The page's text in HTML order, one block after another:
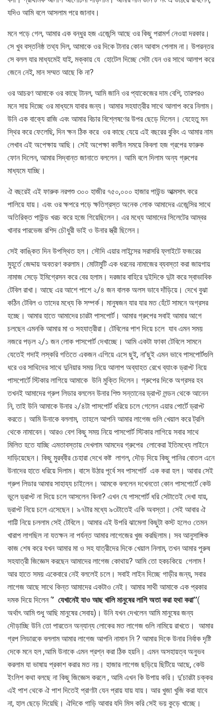
যদিও আমি বলে আসলাম পরে জানাব।
মনে পড়ে গেল, আমার এক বন্ধুর হজ এজেন্সি আছে ওর কিছু পরামর্শ নেওয়া দরকার।
সে খুব বস্তনিষ্ঠ তথ্য দিল, আমাকে ওর দিকে টানার কোন আবাস পেলাম না। উপরন্তর
সে বলল যার মাধ্যমেই যাই, মক্কায় যে হোটেল দিচ্ছে সেটা যেন ওর সাথে আলাপ করে
জেনে নেই, মান সম্মত আছে কি না?
ওর আচরণ আমাকে ওর কাছে টানল, আমি জানি ওর প্যাকেজের দাম বেশি, তারপরও
মনে সায় দিচ্ছে ওর মাধ্যমে যাবার জন্য। আমার সহযাত্রীর সাথে আলাপ করে নিলাম।
উনি এক বাক্যে রাজি এবং আমার বিচার বিশ্লেষণের উপর ছেড়ে দিলেন। যেহেতু মন
স্থির করে ফেলেছি, দিন ক্ষন ঠিক করে ওর কাছে যেয়ে এই বছরের বুকিং এ আমার নাম
লেখাব এই অপেক্ষায় আছি। সেই অপেক্ষা কালীন সময়ে কিবলা হজ গ্রপের ফারুক
ফোন দিলেন, আমার সিদ্বান্ত জানাতে বললেন। আমি বলে দিলাম অন্য গ্রুপের
মাধ্যমে যাচ্ছি।
ঐ বছরেই এই ফারুক নরপশু ৩০০ হাজীর ৭৫০,০০০ হাজার পাউন্ড আত্মসাৎ করে
পালিয়ে যায়। এবং ওর ক্ষপরে পড়ে ক্ষতিগ্রস্ত অনেক লোক আমাদের এজেন্সির সাথে
অতিরিক্ত পাউন্ড খরচ করে হজে গিয়েছিলেন। এর মধ্যে আমাদের সিলেটের আম্বর
খানার পারভেজ রশিদ চৌধুরী ভাই ও উনার স্ত্রী ছিলেন।
সেই কাঙ্কিত দিন উপস্থিত হল। সৌদি এয়ার লাইন্সের সরাসরি ফ্লাইটে ফজরের
মুহূর্তে জেদ্দায় অবতরণ করলাম। মোটামুটি এক ধরনের নামাজের ব্যবস্তা করা জায়গায়
নামাজ সেড়ে ইমিগ্রেসন করে বের হলাম। দরজার বাহিরে দুইদিকে দুটা করে স্বাভাবিক
টেবিল রাখা। আছে এর আশে পাশে ২/৪ জন বালক অলস ভাবে দাঁড়িয়ে। দেখে বুঝা
কঠিন টেবিল ও তাদের মধ্যে কি সম্পর্ক। মানুষজন যার যার মত হেঁটে সামনে অগ্রসর
হচ্ছে। আমার হাতে আমাদের চারটা পাসপোর্ট। আমার গ্রুপের সবাই আমার আগে
চলছেন এমনকি আমার মা ও সহযাত্রীরা। টেবিলের পাশ দিয়ে চলে যাব এমন সময়
নজরে পড়ল ২/১ জন লোক পাসপোর্ট দেখাচ্ছে। আমি একটা ফাকা টেবিলে সামনে
যেতেই গদাই লস্করি গতিতে একজন এগিয়ে এসে ছুই, না’ছুই এমন ভাবে পাসপোর্টগুলি
ধরে ওর সাথিদের সাথে দুনিয়ার সময় নিয়ে আলাপ অব্যাহত রেখে ব্যাংক ড্রাপ্ট নিয়ে
পাসপোর্টে স্টিকার লাগিয়ে আমাকে উনি মুক্তি দিলেন। গ্রুপের দিকে অগ্রসর হব
তখনই আমাদের গ্রুপ লিডার বললেন উনার শিশু সন্তানের ড্রাপ্ট লন্ডন থেকে আনেন
নি, তাই উনি আমাকে উনার ২/৪টা পাসপোর্ট ধরিয়ে চলে গেলেন এয়ার পোর্টে ড্রাপ্ট
করতে। আমি উনাকে বললাম, তাহলে আপনি আমার লাগেজ গুলি খেয়াল করে ট্রলি
থেকে নামাবেন। আরও বেশ কিছু সময় নিয়ে পাসপোর্ট স্টিকার লাগিয়ে সবার সাথে
মিলিত হতে যাচ্ছি এমতাবস্তায় দেখলাম আমদের গ্রুপের লোকেরা ইতিমধ্যে লাইনে
দাড়িয়েছেন। কিছু মুরব্বীর চেহারা দেখে কষ্ট লাগল, দৌড় দিয়ে কিছু পানির বোতল এনে
উনাদের হাতে ধরিয়ে দিলাম। বাসে উঠার পূর্বে সব পাসপোর্ট এক করা হল। আবার সেই
গ্রুপ লিডার আমার সাহায্য চাইলেন। আমকে বললেন দখেনতো কোন পাসপোর্টে কেউ
ভুলে ড্রাপ্ট না দিয়ে চলে আসলেন কিনা? এখন যে পাসপোর্ট ধরি সেটাতেই দেখা যায়,
ড্রাপ্ট নিয়ে চলে এসেছেন। ৯৭টার মধ্যে ৯৩টাতেই একি অবস্তা। সেই আবার ঐ
গাট্টি নিয়ে চললাম সেই টেবিলে। আমার এই উপরি ঝামেলা কিছুটা কস্ট হলেও তেমন
খারাপ লাগছিল না যতক্ষন না পর্যন্ত আমার লাগেজের খুজ করছিলাম। সব আনুসাঙ্গিক
কাজ শেষ করে যখন আমার মা ও সহ যাত্রীদের দিকে খেয়াল নিলাম, তখন আমার পুরুষ
সহযাত্রী জিজ্ঞেস করছেন আমাদের লাগেজ কোথায়? আমি তো হকচকিয়ে গেলাম !
আর হাতে সময় একেবারে নেই বললেই চলে। সবাই লাইন দিচ্ছে গাড়ীর জন্য, সবার
লাগেজ আছে সাথে কিন্ত আমাদের একটাও নেই। আমার সাথী আমাকে এক প্রকার
দমক দিয়ে দিলেন ‘’ যেখানেই যাও আছ খালি মানুষের লাগি অতা করা হথা করা’’(
অর্থাৎ আমি শুধু আছি মানুষের সেবায়)। উনি যখন দেখলেন আমি মানুষের জন্য
দৌড়াচ্ছি উনি তো পারতেন অন্যান্য লোকের মত লাগেজ গুলি নামিয়ে রাখতে। আমার
গ্রপ লিডারকে বললাম আমার লাগেজ আপনি নামান নি ? আমার দিকে উনার নির্বাক দৃষ্টি
দেকে মনে হল ,আমি উনাকে এমন প্রশ্ন করা ঠিক হয়নি। এমন অসহায়ত্ব অনুভব
করলাম যা ভাষায় প্রকাশ করার মত নয়। হাজার লাগেজ ছড়িয়ে ছিটিয়ে আছে, কেউ
ইংলিশ কথা বলছে না কিছু জিজ্ঞেস করলে , আমি এখন কি উপায় করি। দু’চারটা চক্কর
এই পাশ থেকে ঐ পাশ দিতেই প্রাণটা যেন প্রায় যায় যায়। আর খুজা খুজি করা যাবে
না, হাল ছেড়ে দিয়েছি। ঐদিকে গাড়ি আবার যদি মিস করি সেই ভয় কুড়ে খাচ্ছে।